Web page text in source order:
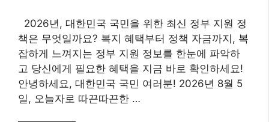
2026년, 대한민국 국민을 위한 최신 정부 지원 정
책은 무엇일까요? 복지 혜택부터 정책 자금까지, 복
잡하게 느껴지는 정부 지원 정보를 한눈에 파악하
고 당신에게 필요한 혜택을 지금 바로 확인하세요!
안녕하세요, 대한민국 국민 여러분! 2026년 8월 5
일, 오늘자로 따끈따끈한 …